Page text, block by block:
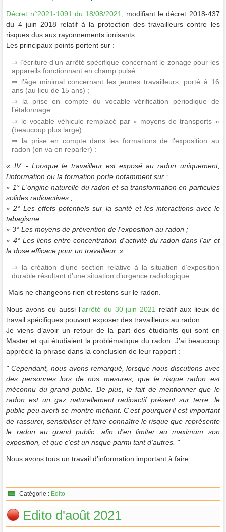
Décret n°2021-1091 du 18/08/2021, modifiant le décret 2018-437
du 4 juin 2018 relatif à la protection des travailleurs contre les
risques dus aux rayonnements ionisants.
Les principaux points portent sur :
⇒ l’écriture d’un arrêté spécifique concernant le zonage pour les
appareils fonctionnant en champ pulsé
⇒ l’âge minimal concernant les jeunes travailleurs, porté à 16
ans (au lieu de 15 ans) ;
⇒ la prise en compte du vocable vérification périodique de
l’étalonnage
⇒ le vocable véhicule remplacé par « moyens de transports »
(beaucoup plus large)
⇒ la prise en compte dans les formations de l’exposition au
radon (on va en reparler) :
« IV. - Lorsque le travailleur est exposé au radon uniquement,
l'information ou la formation porte notamment sur :
« 1° L'origine naturelle du radon et sa transformation en particules
solides radioactives ;
« 2° Les effets potentiels sur la santé et les interactions avec le
tabagisme ;
« 3° Les moyens de prévention de l'exposition au radon ;
« 4° Les liens entre concentration d'activité du radon dans l'air et
la dose efficace pour un travailleur. »
⇒ la création d’une section relative à la situation d’exposition
durable résultant d’une situation d’urgence radiologique.
Mais ne changeons rien et restons sur le radon.
Nous avons eu aussi l’arrêté du 30 juin 2021 relatif aux lieux de
travail spécifiques pouvant exposer des travailleurs au radon.
Je viens d’avoir un retour de la part des étudiants qui sont en
Master et qui étudiaient la problématique du radon. J’ai beaucoup
apprécié la phrase dans la conclusion de leur rapport :
" Cependant, nous avons remarqué, lorsque nous discutions avec
des personnes lors de nos mesures, que le risque radon est
méconnu du grand public. De plus, le fait de mentionner que le
radon est un gaz naturellement radioactif présent sur terre, le
public peu averti se montre méfiant. C’est pourquoi il est important
de rassurer, sensibiliser et faire connaître le risque que représente
le radon au grand public, afin d’en limiter au maximum son
exposition, et que c’est un risque parmi tant d’autres. "
Nous avons tous un travail d’information important à faire.
Catégorie : Edito
Edito d'août 2021